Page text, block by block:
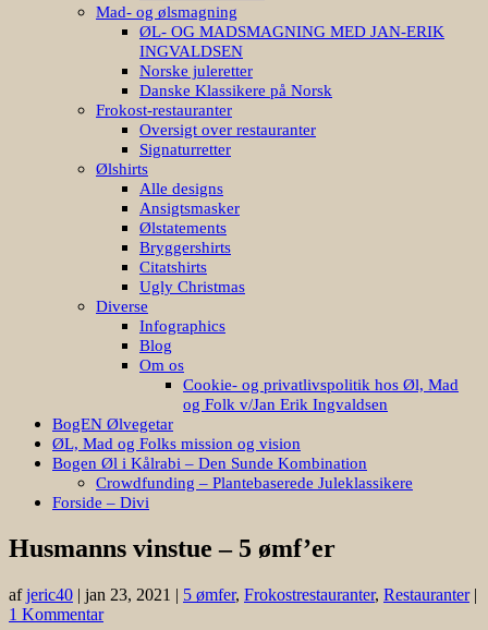
Mad- og ølsmagning
ØL- OG MADSMAGNING MED JAN-ERIK
INGVALDSEN
Norske juleretter
Danske Klassikere på Norsk
Frokost-restauranter
Oversigt over restauranter
Signaturretter
Ølshirts
Alle designs
Ansigtsmasker
Ølstatements
Bryggershirts
Citatshirts
Ugly Christmas
Diverse
Infographics
Blog
Om os
Cookie- og privatlivspolitik hos Øl, Mad
og Folk v/Jan Erik Ingvaldsen
BogEN Ølvegetar
ØL, Mad og Folks mission og vision
Bogen Øl i Kålrabi – Den Sunde Kombination
Crowdfunding – Plantebaserede Juleklassikere
Forside – Divi
Husmanns vinstue – 5 ømf’er
afjeric40 | jan 23, 2021 | 5 ømfer, Frokostrestauranter, Restauranter|
1 Kommentar